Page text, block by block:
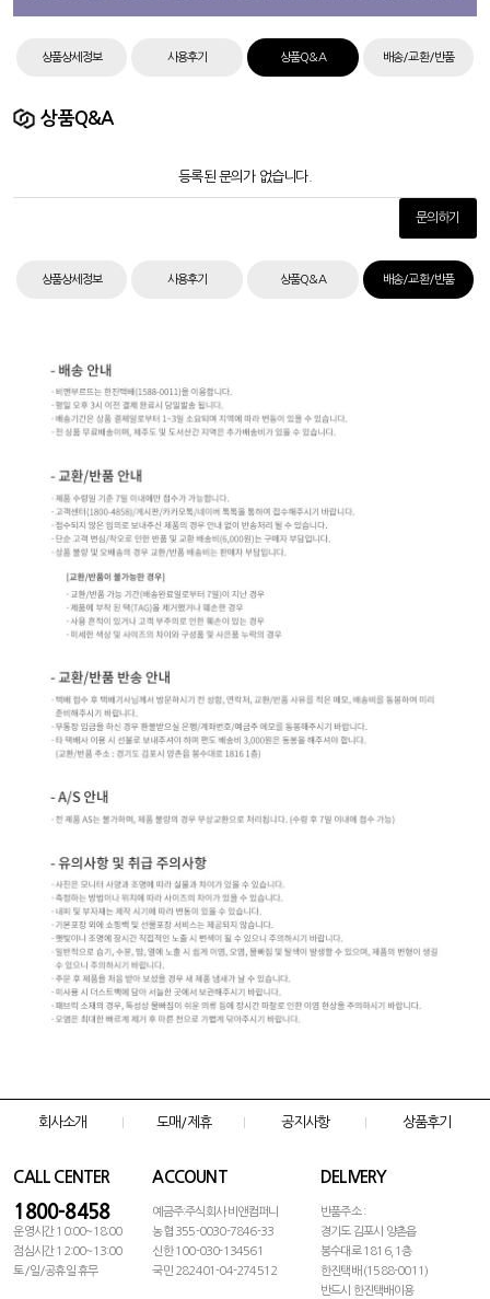
상품상세정보 사용후기 상품Q&A 배송/교환/반품
상품Q&A
등록된 문의가 없습니다.
문의하기
상품상세정보 사용후기 상품Q&A 배송/교환/반품
회사소개 도매/제휴 공지사항 상품후기
CALL CENTER
1800-8458
운영시간 10:00~18:00
점심시간 12:00~13:00
토/일/공휴일 휴무
ACCOUNT
예금주:주식회사 비앤컴퍼니
농협 355-0030-7846-33
신한 100-030-134561
국민 282401-04-274512
DELIVERY
반품주소 :
경기도 김포시 양촌읍
봉수대로 1816, 1층
한진택배 (1588-0011)
반드시 한진택배이용